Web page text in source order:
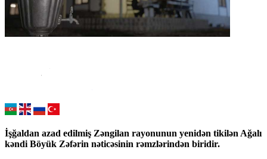
İşğaldan azad edilmiş Zəngilan rayonunun yenidən tikilən Ağalı
kəndi Böyük Zəfərin nəticəsinin rəmzlərindən biridir.